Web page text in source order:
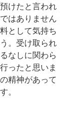
けたと言われ
はありません
として気持ち
。受け取られ
なしに関わら
ったと思いま
精神があって
。